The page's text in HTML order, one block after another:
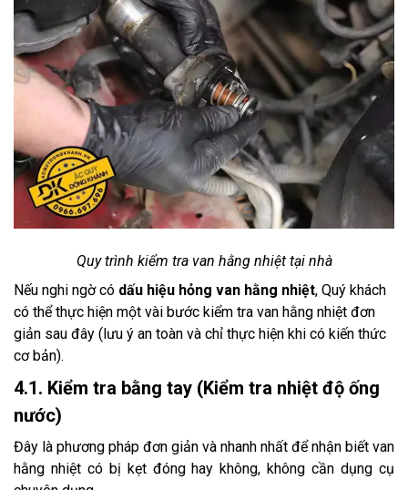
Quy trình kiểm tra van hằng nhiệt tại nhà
Nếu nghi ngờ có dấu hiệu hỏng van hằng nhiệt, Quý khách
có thể thực hiện một vài bước kiểm tra van hằng nhiệt đơn
giản sau đây (lưu ý an toàn và chỉ thực hiện khi có kiến thức
cơ bản).
4.1. Kiểm tra bằng tay (Kiểm tra nhiệt độ ống
nước)
Đây là phương pháp đơn giản và nhanh nhất để nhận biết van
hằng nhiệt có bị kẹt đóng hay không, không cần dụng cụ